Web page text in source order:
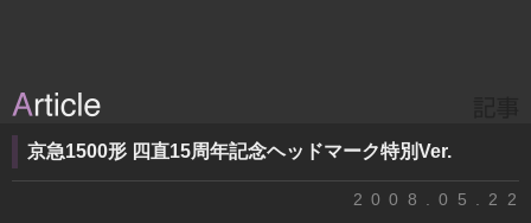
京急1500形 四直15周年記念ヘッドマーク特別Ver.
2008.05.22